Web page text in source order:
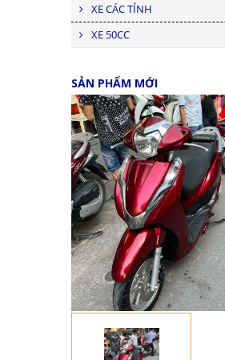
XE CÁC TỈNH
XE 50CC
SẢN PHẨM MỚI